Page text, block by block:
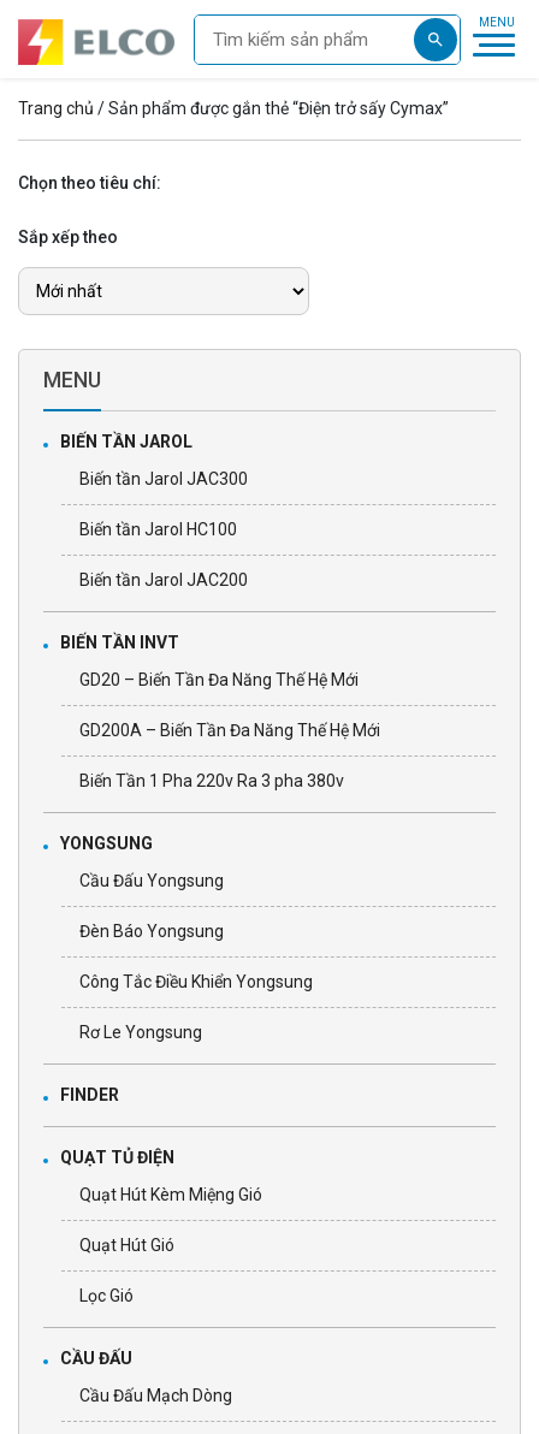
Trang chủ / Sản phẩm được gắn thẻ “Điện trở sấy Cymax”
Chọn theo tiêu chí:
Sắp xếp theo
MENU
BIẾN TẦN JAROL
Biến tần Jarol JAC300
Biến tần Jarol HC100
Biến tần Jarol JAC200
BIẾN TẦN INVT
GD20 – Biến Tần Đa Năng Thế Hệ Mới
GD200A – Biến Tần Đa Năng Thế Hệ Mới
Biến Tần 1 Pha 220v Ra 3 pha 380v
YONGSUNG
Cầu Đấu Yongsung
Đèn Báo Yongsung
Công Tắc Điều Khiển Yongsung
Rơ Le Yongsung
FINDER
QUẠT TỦ ĐIỆN
Quạt Hút Kèm Miệng Gió
Quạt Hút Gió
Lọc Gió
CẦU ĐẤU
Cầu Đấu Mạch Dòng